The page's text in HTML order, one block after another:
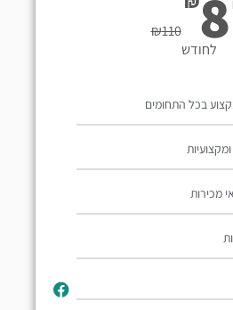
₪110
לחודש
בכל התחומים
מכירות